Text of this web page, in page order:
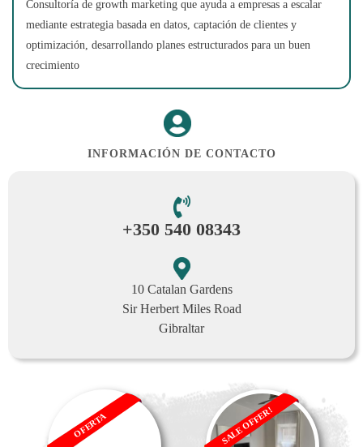
Consultoría de growth marketing que ayuda a empresas a escalar
mediante estrategia basada en datos, captación de clientes y
optimización, desarrollando planes estructurados para un buen
crecimiento
INFORMACIÓN DE CONTACTO
+350 540 08343
10 Catalan Gardens
Sir Herbert Miles Road
Gibraltar
OFERTA SALE OFFER!